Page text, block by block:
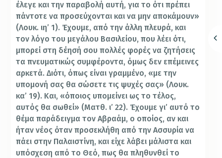
έλεγε και την παραβολή αυτή, για το ότι πρέπει
πάντοτε να προσεύχονται και να μην αποκάμουν»
(Λουκ. ιη’ 1). Έχουμε, από την άλλη πλευρά, και
τον λόγο του μεγάλου Βασιλείου, που λέει ότι,
μπορεί στη δέησή σου πολλές φορές να ζητήσεις
τα πνευματικώς συμφέροντα, όμως δεν επέμεινες
αρκετά. Διότι, όπως είναι γραμμένο, «με την
υπομονή σας θα σώσετε τις ψυχές σας» (Λουκ.
κα’ 19). Και, «όποιος υπομείνει ως το τέλος,
αυτός θα σωθεί» (Ματθ. ι’ 22). Έχουμε γι’ αυτό το
θέμα παράδειγμα τον Αβραάμ, ο οποίος, αν και
ήταν νέος όταν προσεκλήθη από την Ασσυρία να
πάει στην Παλαιστίνη, και είχε λάβει μάλιστα και
υπόσχεση από το Θεό, πως θα πληθυνθεί το